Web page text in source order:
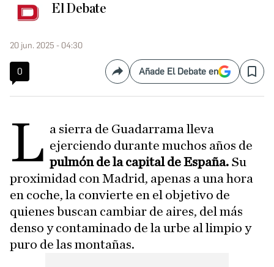
El Debate
20 jun. 2025 - 04:30
0 CompartirAñade El Debate en Save
L a sierra de Guadarrama lleva
ejerciendo durante muchos años de
pulmón de la capital de España. Su
proximidad con Madrid, apenas a una hora
en coche, la convierte en el objetivo de
quienes buscan cambiar de aires, del más
denso y contaminado de la urbe al limpio y
puro de las montañas.